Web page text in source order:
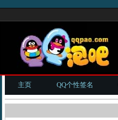
主页 QQ个性签名